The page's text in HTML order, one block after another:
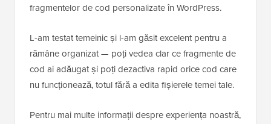
fragmentelor de cod personalizate în WordPress.
L-am testat temeinic și l-am găsit excelent pentru a
rămâne organizat — poți vedea clar ce fragmente de
cod ai adăugat și poți dezactiva rapid orice cod care
nu funcționează, totul fără a edita fișierele temei tale.
Pentru mai multe informații despre experiența noastră,